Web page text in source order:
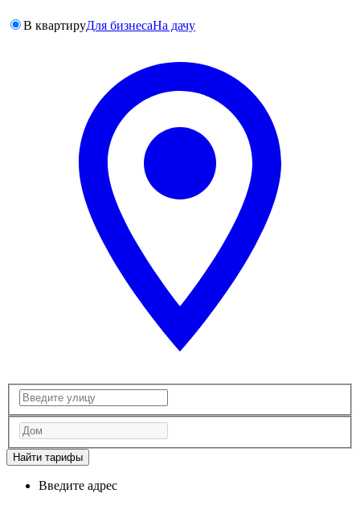
В квартируДля бизнесаНа дачу
Найти тарифы
Введите адрес